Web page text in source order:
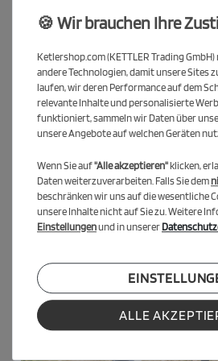
🍪 Wir brauchen Ihre
Ketlershop.com (KETTLER Trading
andere Technologien, damit unsere Sites
laufen, wir deren Performance auf dem
relevante Inhalte und personalisierte
funktioniert, sammeln wir Daten über
unsere Angebote auf welchen Geräten
Wenn Sie auf"Alle akzeptieren"klicken,
Daten weiterzuverarbeiten. Falls Sie dem
beschränken wir uns auf die wesentliche
unsere Inhalte nicht auf Sie zu. Weitere
Einstellungenund in unserer
ALLE